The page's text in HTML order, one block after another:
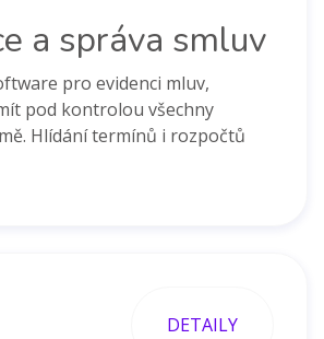
a správa smluv
pro evidenci mluv,
pod kontrolou všechny
Hlídání termínů i rozpočtů
DETAILY